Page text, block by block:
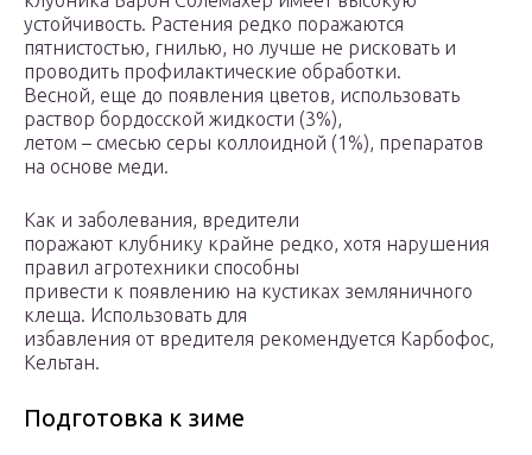
устойчивость. Растения редко поражаются
пятнистостью, гнилью, но лучше не рисковать и
проводить профилактические обработки.
Весной, еще до появления цветов, использовать
раствор бордосской жидкости (3%),
летом – смесью серы коллоидной (1%), препаратов
на основе меди.
Как и заболевания, вредители
поражают клубнику крайне редко, хотя нарушения
правил агротехники способны
привести к появлению на кустиках земляничного
клеща. Использовать для
избавления от вредителя рекомендуется Карбофос,
Кельтан.
Подготовка к зиме